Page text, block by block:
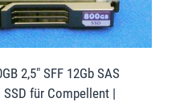
2,5" SFF 12Gb SAS
für Compellent |